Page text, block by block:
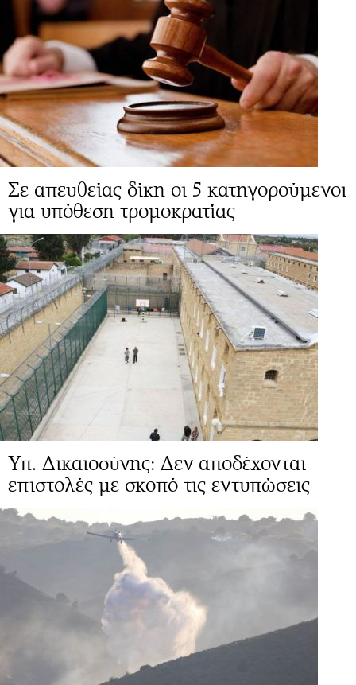
Σε απευθείας δίκη οι 5 κατηγορούμενοι
για υπόθεση τρομοκρατίας
Υπ. Δικαιοσύνης: Δεν αποδέχονται
επιστολές με σκοπό τις εντυπώσεις